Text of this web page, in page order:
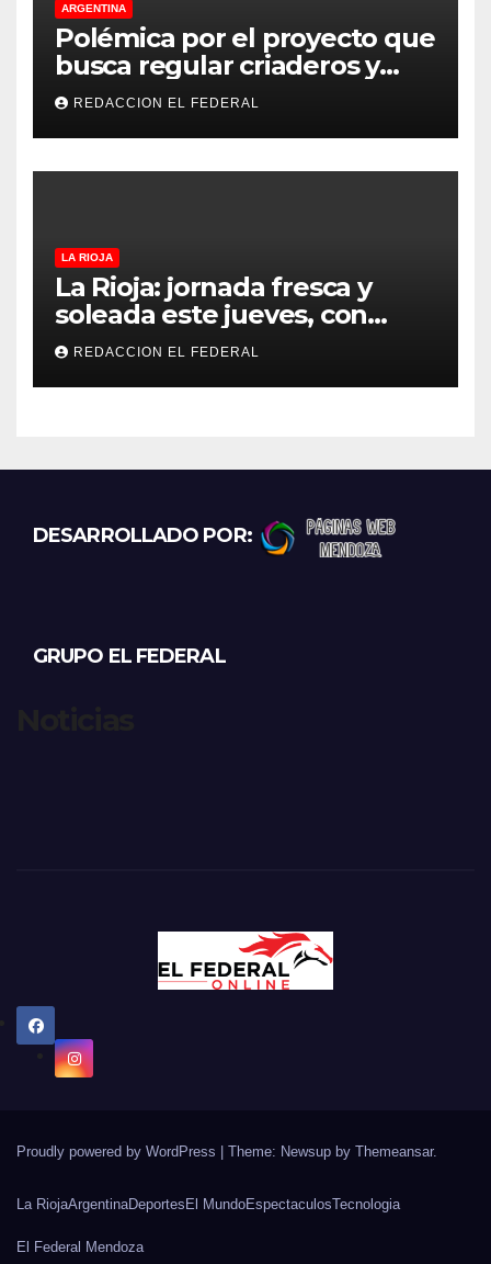
ARGENTINA
Polémica por el proyecto que
busca regular criaderos y
refugios de perros y gatos:
denuncian excesos, mientras
proteccionistas reclaman
controles más duros
REDACCION EL FEDERAL
LA RIOJA
La Rioja: jornada fresca y
soleada este jueves, con
temperaturas estables para
el viernes
REDACCION EL FEDERAL
DESARROLLADO POR:
GRUPO EL FEDERAL
Proudly powered by WordPress Theme: Newsup by Themeansar.
La RiojaArgentinaDeportes El MundoEspectaculosTecnologia
El Federal Mendoza